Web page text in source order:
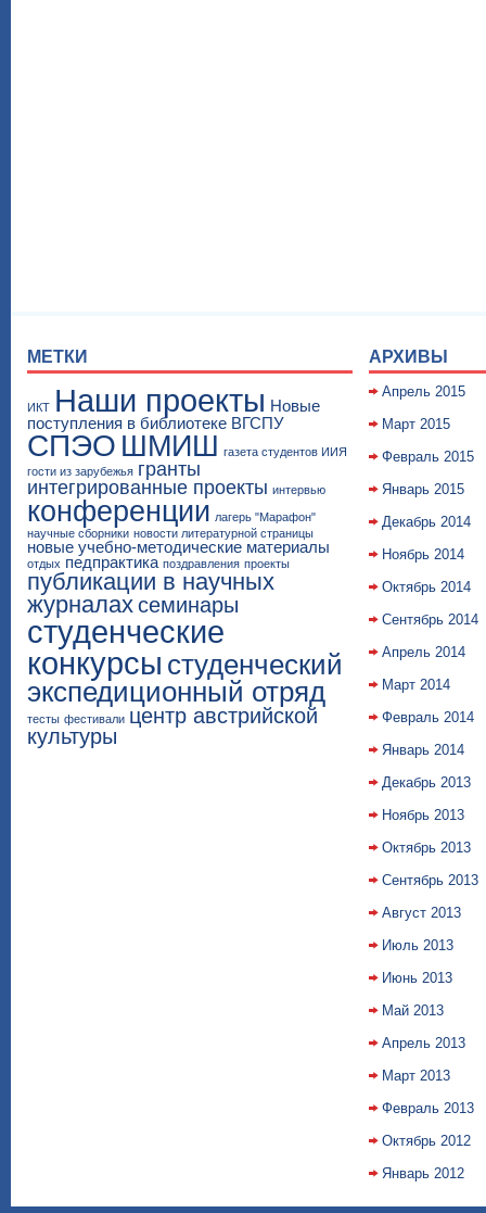
МЕТКИ
ИКТ Наши проекты Новые
поступления в библиотеке ВГСПУ
СПЭО ШМИШ газета студентов ИИЯ
гости из зарубежья гранты
интегрированные проекты интервью
конференции лагерь "Марафон"
научные сборники новости литературной страницы
новые учебно-методические материалы
отдых педпрактика поздравления проекты
публикации в научных
журналахсеминары
студенческие
конкурсы студенческий
экспедиционный отряд
тесты фестивали центр австрийской
культуры
АРХИВЫ
Апрель 2015
Март 2015
Февраль 2015
Январь 2015
Декабрь 2014
Ноябрь 2014
Октябрь 2014
Сентябрь 2014
Апрель 2014
Март 2014
Февраль 2014
Январь 2014
Декабрь 2013
Ноябрь 2013
Октябрь 2013
Сентябрь 2013
Август 2013
Июль 2013
Июнь 2013
Май 2013
Апрель 2013
Март 2013
Февраль 2013
Октябрь 2012
Январь 2012